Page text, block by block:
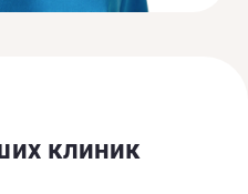
клиник